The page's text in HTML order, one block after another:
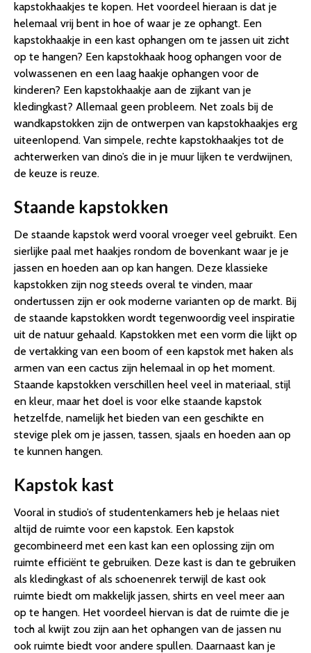
kapstokhaakjes te kopen. Het voordeel hieraan is dat je
helemaal vrij bent in hoe of waar je ze ophangt. Een
kapstokhaakje in een kast ophangen om te jassen uit zicht
op te hangen? Een kapstokhaak hoog ophangen voor de
volwassenen en een laag haakje ophangen voor de
kinderen? Een kapstokhaakje aan de zijkant van je
kledingkast? Allemaal geen probleem. Net zoals bij de
wandkapstokken zijn de ontwerpen van kapstokhaakjes erg
uiteenlopend. Van simpele, rechte kapstokhaakjes tot de
achterwerken van dino’s die in je muur lijken te verdwijnen,
de keuze is reuze.
Staande kapstokken
De staande kapstok werd vooral vroeger veel gebruikt. Een
sierlijke paal met haakjes rondom de bovenkant waar je je
jassen en hoeden aan op kan hangen. Deze klassieke
kapstokken zijn nog steeds overal te vinden, maar
ondertussen zijn er ook moderne varianten op de markt. Bij
de staande kapstokken wordt tegenwoordig veel inspiratie
uit de natuur gehaald. Kapstokken met een vorm die lijkt op
de vertakking van een boom of een kapstok met haken als
armen van een cactus zijn helemaal in op het moment.
Staande kapstokken verschillen heel veel in materiaal, stijl
en kleur, maar het doel is voor elke staande kapstok
hetzelfde, namelijk het bieden van een geschikte en
stevige plek om je jassen, tassen, sjaals en hoeden aan op
te kunnen hangen.
Kapstok kast
Vooral in studio’s of studentenkamers heb je helaas niet
altijd de ruimte voor een kapstok. Een kapstok
gecombineerd met een kast kan een oplossing zijn om
ruimte efficiënt te gebruiken. Deze kast is dan te gebruiken
als kledingkast of als schoenenrek terwijl de kast ook
ruimte biedt om makkelijk jassen, shirts en veel meer aan
op te hangen. Het voordeel hiervan is dat de ruimte die je
toch al kwijt zou zijn aan het ophangen van de jassen nu
ook ruimte biedt voor andere spullen. Daarnaast kan je